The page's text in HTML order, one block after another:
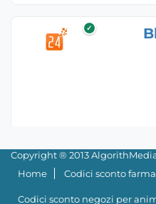
✓
Copyright ® 2013
Home
Codici sconto
Codici sconto negozi per